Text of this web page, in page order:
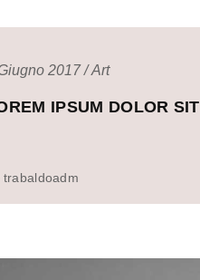
2017 Art
IPSUM DOLOR SIT
trabaldoadm